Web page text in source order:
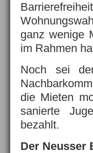
ganz wenige
im Rahmen
Noch sei
die Mieten
sanierte
bezahlt.
Der Neusser